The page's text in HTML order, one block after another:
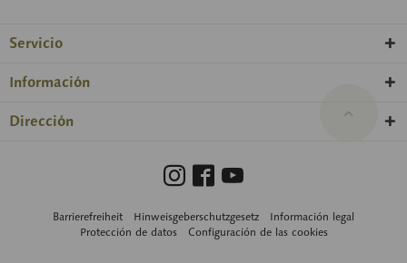
Servicio
Información
Dirección
Barrierefreiheit Hinweisgeberschutzgesetz
Información legal
Protección de datos
Configuración de las cookies